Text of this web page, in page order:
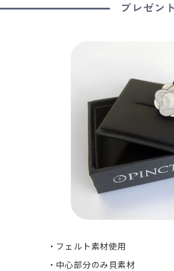
プレゼン
・フェルト素材使用
・中心部分のみ貝素材